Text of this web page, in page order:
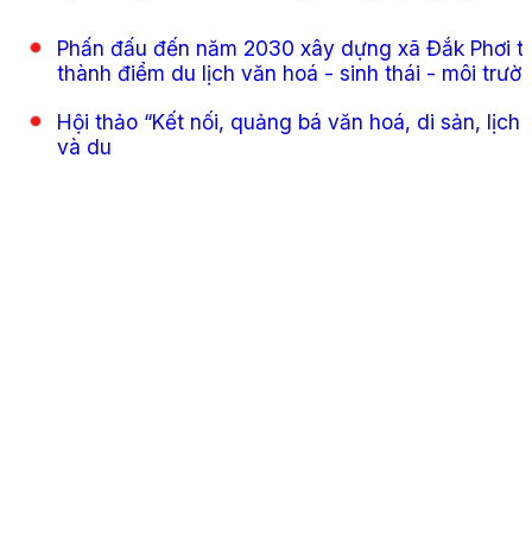
Phấn đấu đến năm 2030 xây dựng xã Đắk Phơi
thành điểm du lịch văn hoá - sinh thái - môi
Hội thảo “Kết nối, quảng bá văn hoá, di sản, lịch
và du